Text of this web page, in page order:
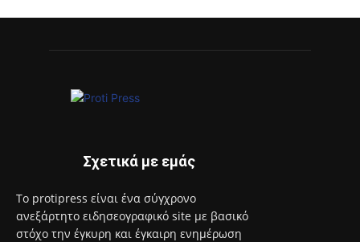
Σχετικά με εμάς
Το protipress είναι ένα σύγχρονο
ανεξάρτητο ειδησεογραφικό site με βασικό
στόχο την έγκυρη και έγκαιρη ενημέρωση